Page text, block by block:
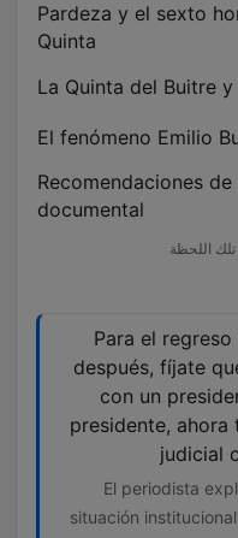
Pardeza y el sexto
Quinta
La Quinta del Buitre
El fenómeno Emilio
Recomendaciones
documental
اللحظة
Para el
después, fíjate
con un
presidente, ahora
judicial
00:01:10 · El
situación